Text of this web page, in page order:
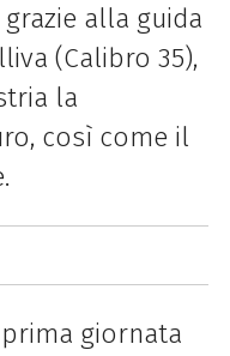
alla guida
(Calibro 35),
la
così come il
giornata